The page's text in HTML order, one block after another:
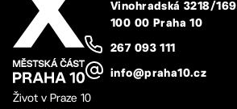
Vinohradská 3218/169
100 00 Praha 10
267 093 111
info@praha10.cz
Život v Praze 10